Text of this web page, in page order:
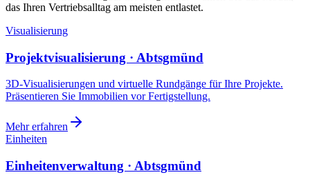
das Ihren Vertriebsalltag am meisten entlastet.
Visualisierung
Projektvisualisierung · Abtsgmünd
3D-Visualisierungen und virtuelle Rundgänge für Ihre Projekte.
Präsentieren Sie Immobilien vor Fertigstellung.
Mehr erfahren
Einheiten
Einheitenverwaltung · Abtsgmünd